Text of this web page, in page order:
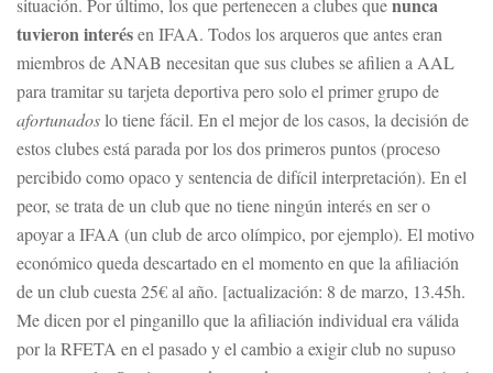
situación. Por último, los que pertenecen a clubes que
tuvieron interésen IFAA. Todos los arqueros que antes eran
miembros de ANAB necesitan que sus clubes se afilien a AAL
para tramitar su tarjeta deportiva pero solo el primer grupo de
afortunadoslo tiene fácil. En el mejor de los casos, la decisión de
estos clubes está parada por los dos primeros puntos (proceso
percibido como opaco y sentencia de difícil interpretación). En el
peor, se trata de un club que no tiene ningún interés en ser o
apoyar a IFAA (un club de arco olímpico, por ejemplo). El motivo
económico queda descartado en el momento en que la afiliación
de un club cuesta 25€ al año. [actualización: 8 de marzo, 13.45h.
Me dicen por el pinganillo que la afiliación individual era válida
por la RFETA en el pasado y el cambio a exigir club no supuso